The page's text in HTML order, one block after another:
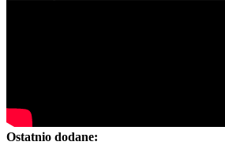
Ostatnio dodane: